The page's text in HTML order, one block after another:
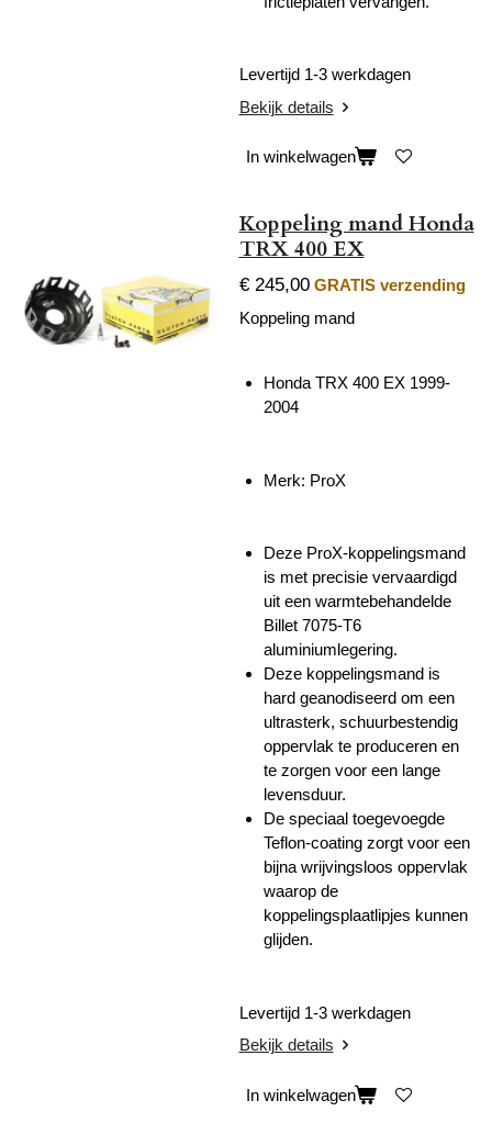
Levertijd 1-3 werkdagen
Bekijk details
In winkelwagen
Koppeling mand Honda
TRX 400 EX
€ 245,00 GRATIS verzending
Koppeling mand
Honda TRX 400 EX 1999-
2004
Merk: ProX
Deze ProX-koppelingsmand
is met precisie vervaardigd
uit een warmtebehandelde
Billet 7075-T6
aluminiumlegering.
Deze koppelingsmand is
hard geanodiseerd om een ​​
ultrasterk, schuurbestendig
oppervlak te produceren en
te zorgen voor een lange
levensduur.
De speciaal toegevoegde
Teflon-coating zorgt voor een ​​
bijna wrijvingsloos oppervlak
waarop de
koppelingsplaatlipjes kunnen
glijden.
Levertijd 1-3 werkdagen
Bekijk details
In winkelwagen